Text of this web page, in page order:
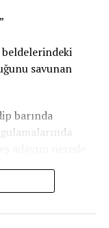
savunan
barında